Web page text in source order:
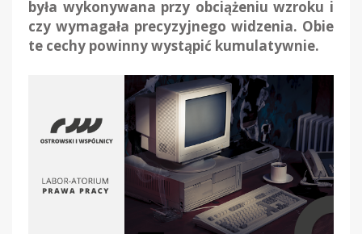
była wykonywana przy obciążeniu wzroku i
czy wymagała precyzyjnego widzenia. Obie
te cechy powinny wystąpić kumulatywnie.